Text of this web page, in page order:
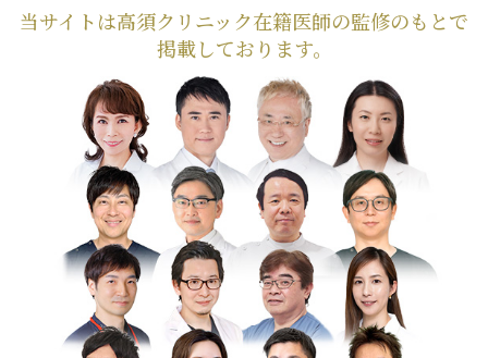
当サイトは高須クリニック在籍医師の監修のもとで
掲載しております。